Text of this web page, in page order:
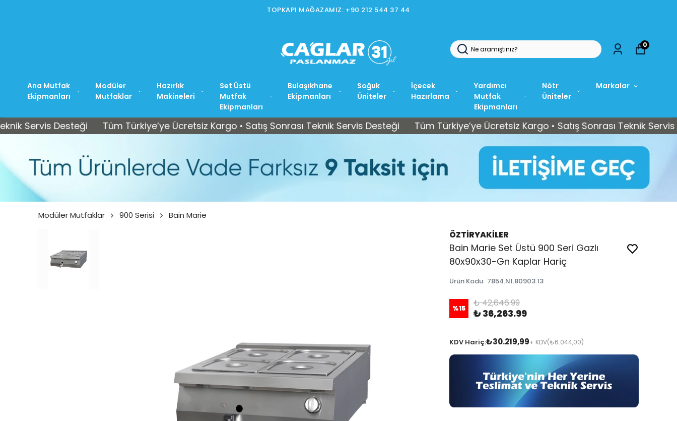
İSTOÇ MAĞAZAMIZ: +90 212 565 15 37
Ana Mutfak
Ekipmanları
Modüler
Mutfaklar
Hazırlık
Makineleri
Set Üstü
Mutfak
Ekipmanları
Bulaşıkhane
Ekipmanları
Soğuk
Üniteler
İçecek
Hazırlama
Yardımcı
Mutfak
Ekipmanları
Nötr
Üniteler
Markalar
0
Desteği Tüm Türkiye’ye Ücretsiz Kargo • Satış Sonrası Teknik Servis Desteği Tüm Türkiye’ye Ücretsiz Kargo • Satış Sonrası Teknik Servis Desteği
Modüler Mutfaklar 900 Serisi Bain Marie
ÖZTİRYAKİLER
Bain Marie Set Üstü 900 Seri Gazlı
80x90x30-Gn Kaplar Hariç
Ürün Kodu: 7854.N1.80903.13
%15 ₺ 42,646.99
₺ 36,263.99
KDV Hariç:₺30.219,99+ KDV(₺6.044,00)